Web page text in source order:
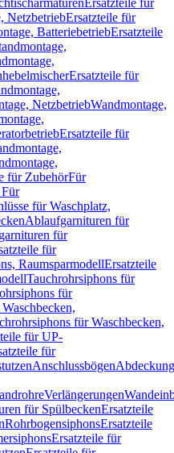
Ersatzteile für
NetzbetriebErsatzteile für
BatteriebetriebErsatzteile
Ersatzteile für
NetzbetriebWandmontage,
Ersatzteile für
für ZubehörFür
für Waschplatz,
Ablaufgarnituren für
für
für
RaumsparmodellErsatzteile
Tauchrohrsiphons für
für
für Waschbecken,
für UP-
für
Anschlussbögen
Verlängerungen
für SpülbeckenErsatzteile
RohrbogensiphonsErsatzteile
Ersatzteile für